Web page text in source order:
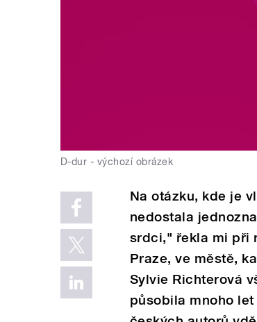
D-dur - výchozí obrázek
Na otázku, kde je
nedostala
srdci," řekla mi při
Praze, ve městě,
Sylvie Richterová
působila mnoho